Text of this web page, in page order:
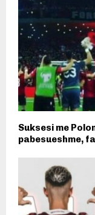
Suksesi me
pabesueshme,